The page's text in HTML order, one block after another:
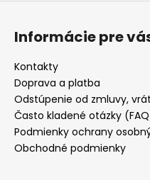
Informácie pre
Kontakty
Doprava a platba
Odstúpenie od zmluvy,
Často kladené otázky
Podmienky ochrany
Obchodné podmienky